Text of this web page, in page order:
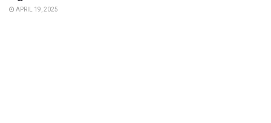
APRIL 19, 2025